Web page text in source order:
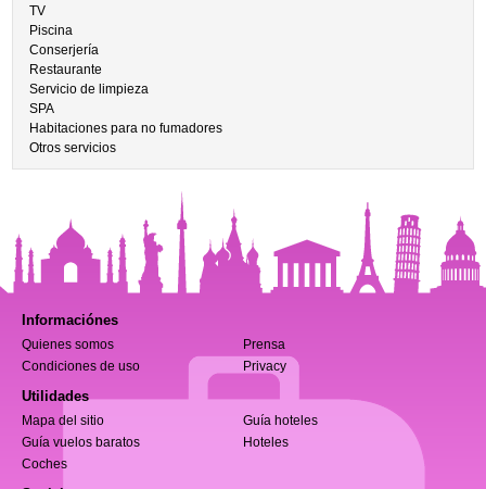
TV
Piscina
Conserjería
Restaurante
Servicio de limpieza
SPA
Habitaciones para no fumadores
Otros servicios
Informaciónes
Quienes somos
Prensa
Condiciones de uso
Privacy
Utilidades
Mapa del sitio
Guía hoteles
Guía vuelos baratos
Hoteles
Coches